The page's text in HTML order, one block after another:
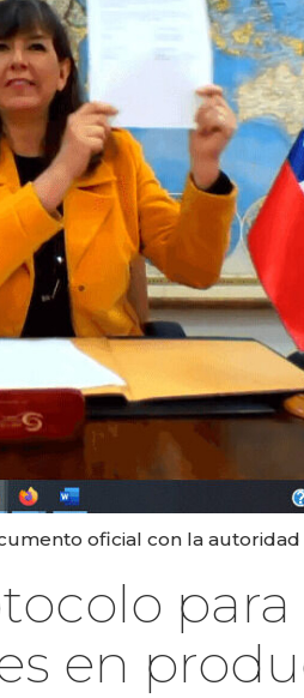
oficial con la autoridad
en